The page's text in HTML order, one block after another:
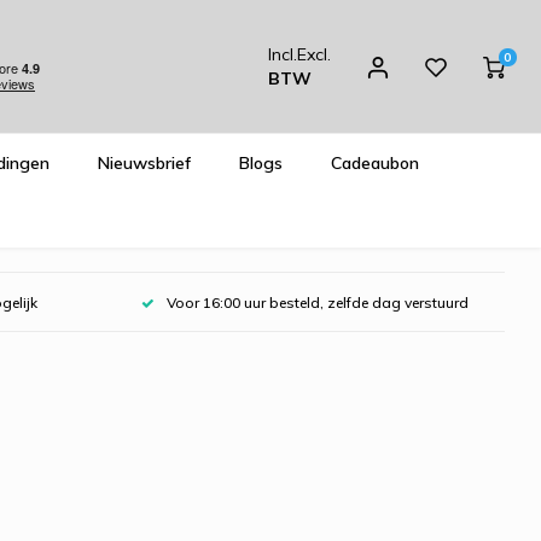
Incl.Excl.
BTW
0
Nieuwsbrief Blogs Cadeaubon
Voor 16:00 uur besteld, zelfde dag verstuurd